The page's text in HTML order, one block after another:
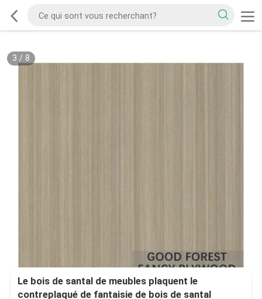
3 / 8
Le bois de santal de meubles plaquent le
contreplaqué de fantaisie de bois de santal